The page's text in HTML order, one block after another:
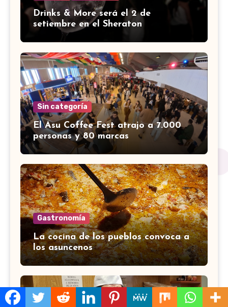
Drinks & More será el 2 de
setiembre en el Sheraton
Sin categoría
El Asu Coffee Fest atrajo a 7.000
personas y 80 marcas
Gastronomía
La cocina de los pueblos convoca a
los asuncenos